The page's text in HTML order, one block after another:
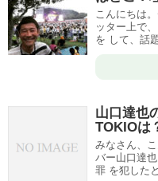
こんにちは
ッター上で
を して、話
山口達也
TOKIOは
みなさん、
バー山口達
罪 を犯した